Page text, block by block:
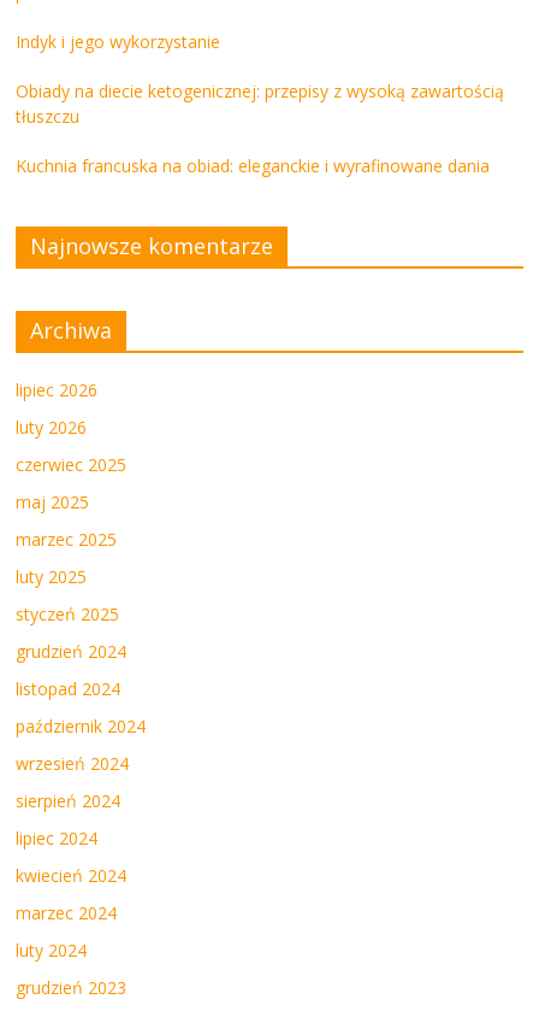
Indyk i jego wykorzystanie
Obiady na diecie ketogenicznej: przepisy z wysoką zawartością
tłuszczu
Kuchnia francuska na obiad: eleganckie i wyrafinowane dania
Najnowsze komentarze
Archiwa
lipiec 2026
luty 2026
czerwiec 2025
maj 2025
marzec 2025
luty 2025
styczeń 2025
grudzień 2024
listopad 2024
październik 2024
wrzesień 2024
sierpień 2024
lipiec 2024
kwiecień 2024
marzec 2024
luty 2024
grudzień 2023